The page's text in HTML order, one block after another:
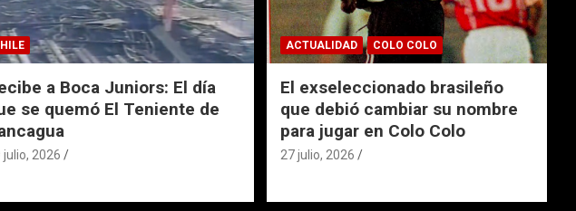
a Boca Juniors: El día
se quemó El Teniente de
julio, 2026
ACTUALIDAD COLO COLO
El exseleccionado brasileño
que debió cambiar su nombre
para jugar en Colo Colo
27 julio, 2026